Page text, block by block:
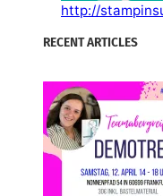
http://
RECENT ARTICLES